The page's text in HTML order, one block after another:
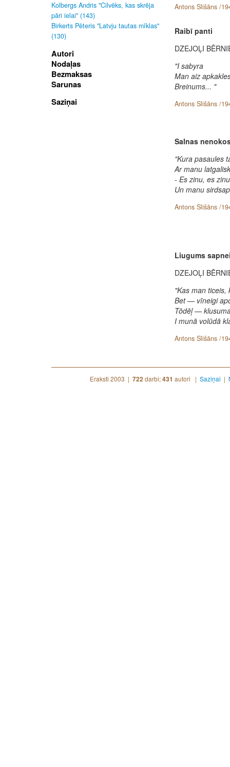
Kolbergs Andris "Cilvēks, kas skrēja
pāri ielai" (143)
Birkerts Pēteris "Latvju tautas mīklas"
(130)
Autori
Nodaļas
Bezmaksas
Sarunas
Saziņai
Antons Slišāns /
Raibī panti
DZEJOĻI
"I sabyra
Man aiz
Breinums... "
Antons Slišāns /
Salnas
"Kura pasaules
Ar manu
- Es zinu, es
Un manu
Antons Slišāns /
Liugums
DZEJOĻI
"Kas man
Bet — vīneigi
Tōdēļ —
I munā volūdā
Antons Slišāns /
Eraksti 2003 | 722 darbi;431 autori | Saziņai |